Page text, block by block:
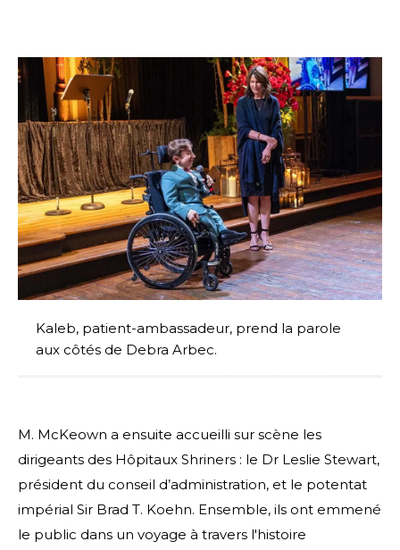
Kaleb, patient-ambassadeur, prend la parole
aux côtés de Debra Arbec.
M. McKeown a ensuite accueilli sur scène les
dirigeants des Hôpitaux Shriners : le Dr Leslie Stewart,
président du conseil d’administration, et le potentat
impérial Sir Brad T. Koehn. Ensemble, ils ont emmené
le public dans un voyage à travers l'histoire